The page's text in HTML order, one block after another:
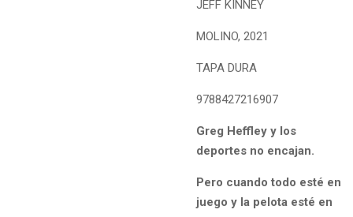
JEFF KINNEY
MOLINO, 2021
TAPA DURA
9788427216907
Greg Heffley y los
deportes no encajan.
Pero cuando todo esté en
juego y la pelota esté en